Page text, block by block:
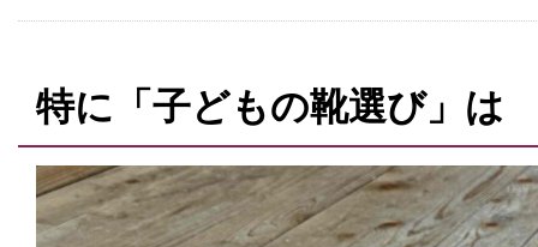
特に「子どもの靴選び」は